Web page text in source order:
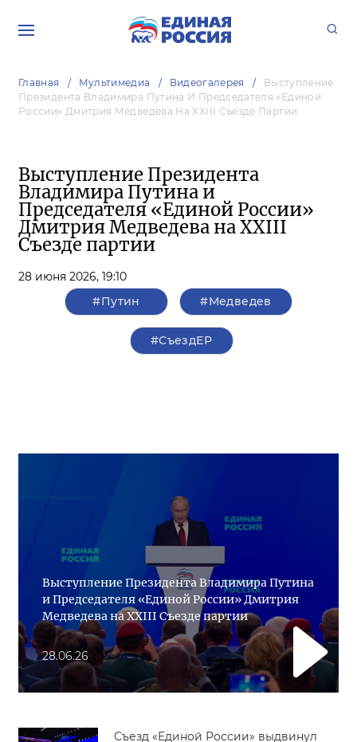
Главная Мультимедиа Видеогалерея
Выступление
Президента Владимира Путина И Председателя «Единой
России» Дмитрия Медведева На XXIII Съезде Партии
Выступление Президента
Владимира Путина и
Председателя «Единой России»
Дмитрия Медведева на XXIII
Съезде партии
28 июня 2026, 19:10
#Путин
#Медведев
#СъездЕР
Выступление Президента Владимира Путина
и Председателя «Единой России» Дмитрия
Медведева на XXIII Съезде партии
28.06.26
Съезд «Единой России» выдвинул